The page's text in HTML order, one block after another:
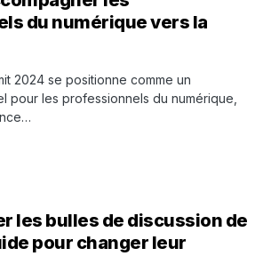
du numérique vers la
2024 se positionne comme un
pour les professionnels du numérique,
les bulles de discussion de
pour changer leur